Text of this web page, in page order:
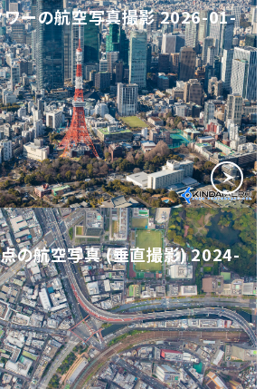
ワーの航空写真撮影 2026-01-
の航空写真 (垂直撮影) 2024-